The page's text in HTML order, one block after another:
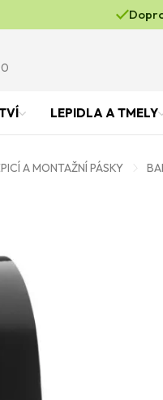
LEPIDLA A TMELY
A MONTAŽNÍ PÁSKY